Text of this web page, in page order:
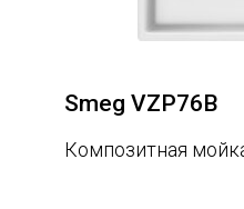
Smeg VZP76B
Композитная